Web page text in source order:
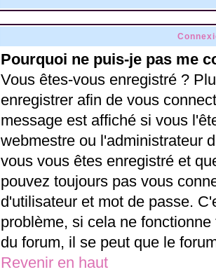
Pourquoi ne puis-je pas me
Vous êtes-vous enregistré ?
enregistrer afin de vous
message est affiché si vous
webmestre ou l'administrateur
vous vous êtes enregistré et
pouvez toujours pas vous
d'utilisateur et mot de passe.
problème, si cela ne
du forum, il se peut que le
Revenir en haut